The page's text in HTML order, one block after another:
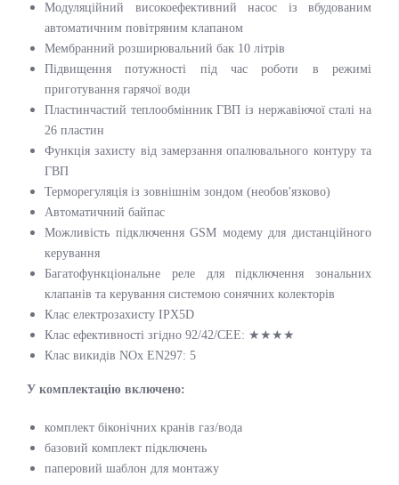
Модуляційний високоефективний насос із вбудованим
автоматичним повітряним клапаном
Мембранний розширювальний бак 10 літрів
Підвищення потужності під час роботи в режимі
приготування гарячої води
Пластинчастий теплообмінник ГВП із нержавіючої сталі на
26 пластин
Функція захисту від замерзання опалювального контуру та
ГВП
Терморегуляція із зовнішнім зондом (необов'язково)
Автоматичний байпас
Можливість підключення GSM модему для дистанційного
керування
Багатофункціональне реле для підключення зональних
клапанів та керування системою сонячних колекторів
Клас електрозахисту IPX5D
Клас ефективності згідно 92/42/CEE: ★★★★
Клас викидів NOx EN297: 5
У комплектацію включено:
комплект біконічних кранів газ/вода
базовий комплект підключень
паперовий шаблон для монтажу